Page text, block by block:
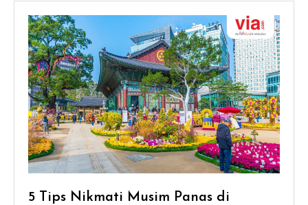
5 Tips Nikmati Musim Panas di